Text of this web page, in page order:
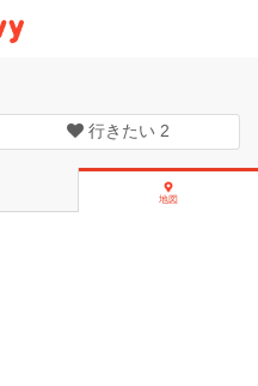
行きたい 2
地図